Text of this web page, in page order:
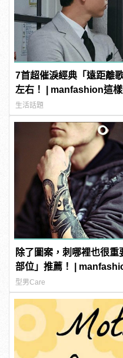
7首超催淚經典「遠距離
左右！ | manfashion這
生活話題
除了圖案，刺哪裡也很
部位」推薦！ |
型男Care